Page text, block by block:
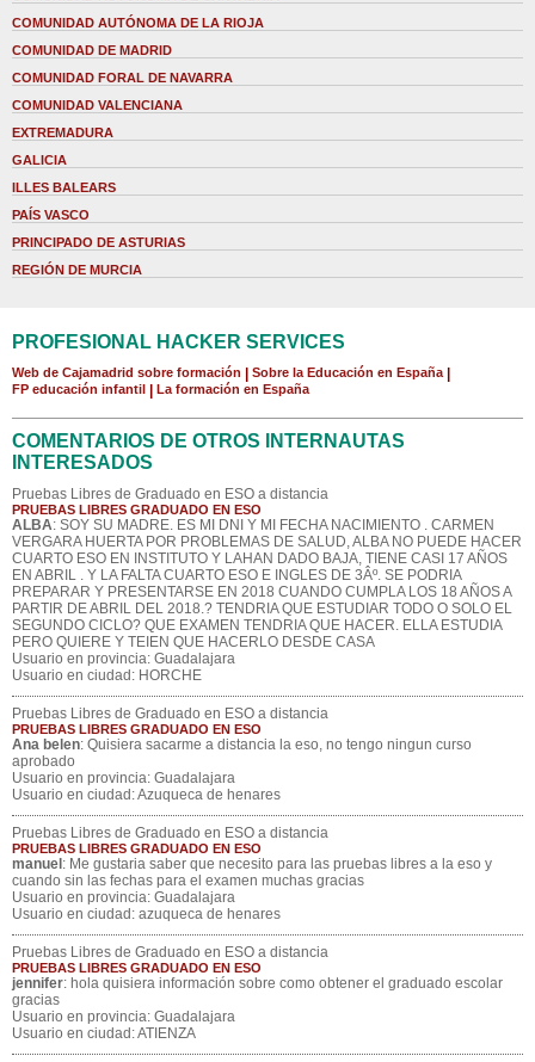
COMUNIDAD AUTÓNOMA DE LA RIOJA
COMUNIDAD DE MADRID
COMUNIDAD FORAL DE NAVARRA
COMUNIDAD VALENCIANA
EXTREMADURA
GALICIA
ILLES BALEARS
PAÍS VASCO
PRINCIPADO DE ASTURIAS
REGIÓN DE MURCIA
PROFESIONAL HACKER SERVICES
Web de Cajamadrid sobre formación Sobre la Educación en España
FP educación infantil La formación en España
COMENTARIOS DE OTROS INTERNAUTAS
INTERESADOS
Pruebas Libres de Graduado en ESO a distancia
PRUEBAS LIBRES GRADUADO EN ESO
ALBA: SOY SU MADRE. ES MI DNI Y MI FECHA NACIMIENTO . CARMEN
VERGARA HUERTA POR PROBLEMAS DE SALUD, ALBA NO PUEDE HACER
CUARTO ESO EN INSTITUTO Y LAHAN DADO BAJA, TIENE CASI 17 AÑOS
EN ABRIL . Y LA FALTA CUARTO ESO E INGLES DE 3Âº. SE PODRIA
PREPARAR Y PRESENTARSE EN 2018 CUANDO CUMPLA LOS 18 AÑOS A
PARTIR DE ABRIL DEL 2018.? TENDRIA QUE ESTUDIAR TODO O SOLO EL
SEGUNDO CICLO? QUE EXAMEN TENDRIA QUE HACER. ELLA ESTUDIA
PERO QUIERE Y TEIEN QUE HACERLO DESDE CASA
Usuario en provincia: Guadalajara
Usuario en ciudad: HORCHE
Pruebas Libres de Graduado en ESO a distancia
PRUEBAS LIBRES GRADUADO EN ESO
Ana belen: Quisiera sacarme a distancia la eso, no tengo ningun curso
aprobado
Usuario en provincia: Guadalajara
Usuario en ciudad: Azuqueca de henares
Pruebas Libres de Graduado en ESO a distancia
PRUEBAS LIBRES GRADUADO EN ESO
manuel : Me gustaria saber que necesito para las pruebas libres a la eso y
cuando sin las fechas para el examen muchas gracias
Usuario en provincia: Guadalajara
Usuario en ciudad: azuqueca de henares
Pruebas Libres de Graduado en ESO a distancia
PRUEBAS LIBRES GRADUADO EN ESO
jennifer: hola quisiera información sobre como obtener el graduado escolar
gracias
Usuario en provincia: Guadalajara
Usuario en ciudad: ATIENZA